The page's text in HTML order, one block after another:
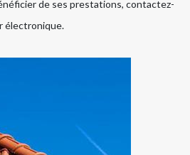
de ses prestations, contactez-
électronique.